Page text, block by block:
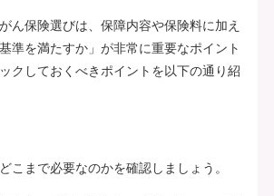
ん保険選びは、保障内容や保険料に加え
準を満たすか」が非常に重要なポイント
クしておくべきポイントを以下の通り紹
こまで必要なのかを確認しましょう。